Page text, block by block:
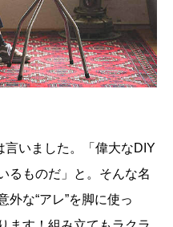
いました。「偉大なDIY
るものだ」と。そんな名
な“アレ”を脚に使っ